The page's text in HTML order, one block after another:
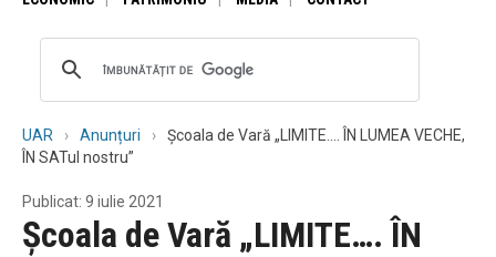
UAR Anunțuri
Școala de Vară „LIMITE…. ÎN LUMEA VECHE,
ÎN SATul nostru”
Publicat: 9 iulie 2021
Școala de Vară „LIMITE…. ÎN